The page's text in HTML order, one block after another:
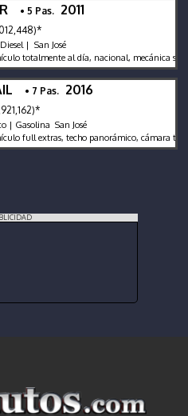
• 5 Pas. 2011
| San José
totalmente al día, nacional, mecánica súper
• 7 Pas. 2016
| Gasolina San José
full extras, techo panorámico, cámara